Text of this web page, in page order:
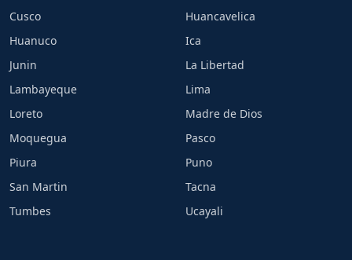
Cusco
Huancavelica
Huanuco
Ica
Junin
La Libertad
Lambayeque
Lima
Loreto
Madre de Dios
Moquegua
Pasco
Piura
Puno
San Martin
Tacna
Tumbes
Ucayali